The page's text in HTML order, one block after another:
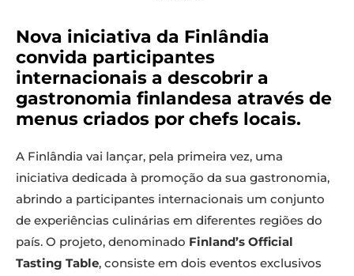
Nova iniciativa da Finlândia
convida participantes
internacionais a descobrir a
gastronomia finlandesa através de
menus criados por chefs locais.
A Finlândia vai lançar, pela primeira vez, uma
iniciativa dedicada à promoção da sua gastronomia,
abrindo a participantes internacionais um conjunto
de experiências culinárias em diferentes regiões do
país. O projeto, denominado Finland’s Official
Tasting Table, consiste em dois eventos exclusivos